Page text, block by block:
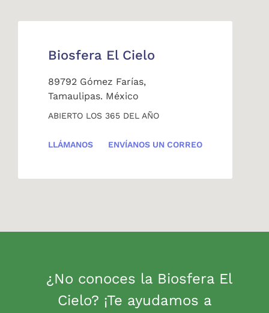
Biosfera El Cielo
89792 Gómez Farías,
Tamaulipas. México
ABIERTO LOS 365 DEL AÑO
LLÁMANOS ENVÍANOS UN CORREO
¿No conoces la Biosfera El
Cielo? ¡Te ayudamos a